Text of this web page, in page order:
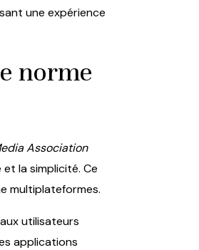
une expérience
norme
Association
la simplicité. Ce
multiplateformes.
utilisateurs
applications